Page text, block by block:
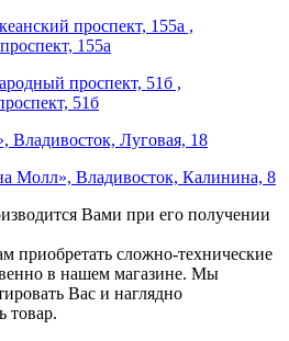
проспект, 155а ,
155а
проспект, 51б ,
51б
Владивосток, Луговая, 18
Молл», Владивосток, Калинина, 8
Вами при его получении
приобретать сложно-технические
в нашем магазине. Мы
Вас и наглядно
товар.